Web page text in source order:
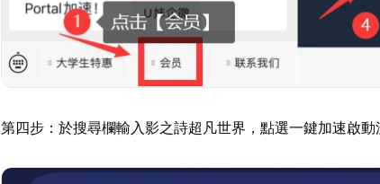
第四步：於搜尋欄輸入影之詩超凡世界，點選一鍵加速啟動